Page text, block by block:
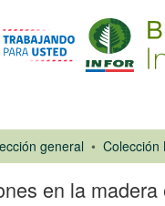
general Colección
en la